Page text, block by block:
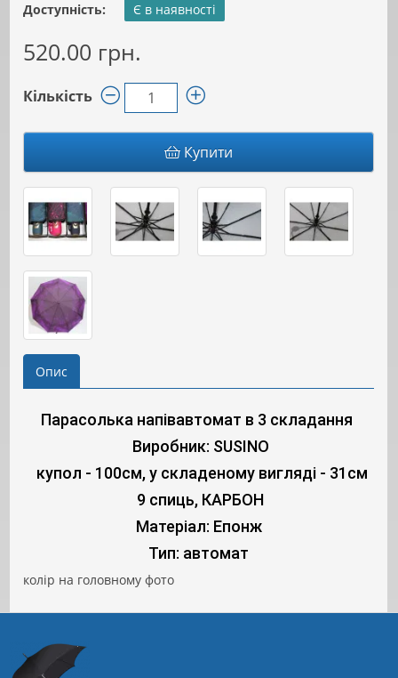
Доступність:
Є в наявності
520.00 грн.
Кількість
Купити
Опис
Парасолька напівавтомат в 3 складання
Виробник: SUSINO
купол - 100см, у складеному вигляді - 31см
9 спиць, КАРБОН
Матеріал: Епонж
Тип: автомат
колір на головному фото